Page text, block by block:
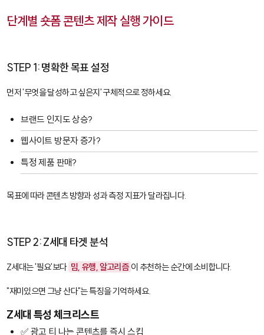
단계별 숏폼 콘텐츠 제작 실행 가이드
STEP 1: 명확한 목표 설정
먼저 '무엇을 달성하고 싶은지' 구체적으로 정하세요.
브랜드 인지도 상승?
웹사이트 방문자 증가?
특정 제품 판매?
목표에 따라 콘텐츠 방향과 성과 측정 지표가 달라집니다.
STEP 2: Z세대 타겟 분석
Z세대는 '필요'보다 밈, 유행, 알고리즘 이 추천하는 순간에 소비합니다.
"재미있으면 그냥 산다"는 특징을 기억하세요.
Z세대 특성 체크리스트
✅ 광고 티 나는 콘텐츠를 즉시 스킵